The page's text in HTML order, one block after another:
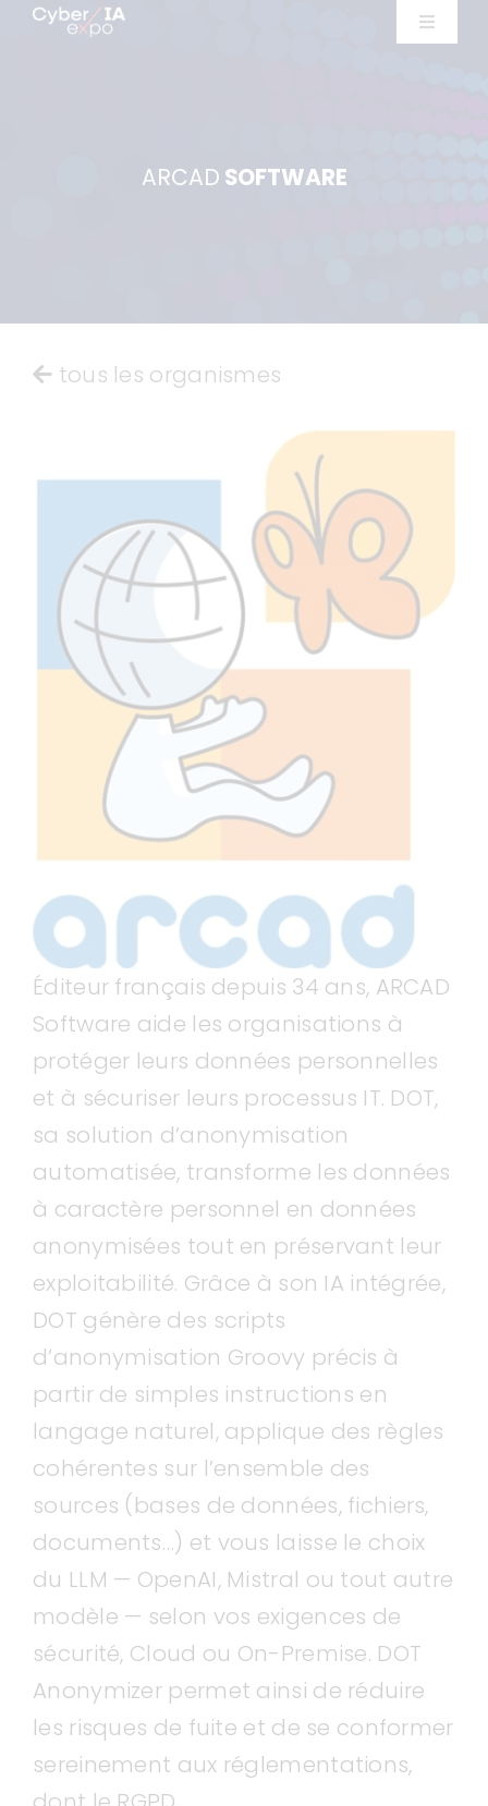
Skip
Toggle
Exposer
ARCAD SOFTWARE
tous les organismes
Éditeur français depuis 34 ans, ARCAD
Software aide les organisations à
protéger leurs données personnelles
et à sécuriser leurs processus IT. DOT,
sa solution d’anonymisation
automatisée, transforme les données
à caractère personnel en données
anonymisées tout en préservant leur
exploitabilité. Grâce à son IA intégrée,
DOT génère des scripts
d’anonymisation Groovy précis à
partir de simples instructions en
langage naturel, applique des règles
cohérentes sur l’ensemble des
sources (bases de données, fichiers,
documents…) et vous laisse le choix
du LLM — OpenAI, Mistral ou tout autre
modèle — selon vos exigences de
sécurité, Cloud ou On-Premise. DOT
Anonymizer permet ainsi de réduire
les risques de fuite et de se conformer
sereinement aux réglementations,